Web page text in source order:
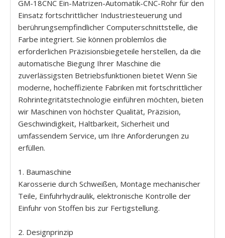
GM-18CNC Ein-Matrizen-Automatik-CNC-Rohr für den
Einsatz fortschrittlicher Industriesteuerung und
berührungsempfindlicher Computerschnittstelle, die
Farbe integriert. Sie können problemlos die
erforderlichen Präzisionsbiegeteile herstellen, da die
automatische Biegung Ihrer Maschine die
zuverlässigsten Betriebsfunktionen bietet Wenn Sie
moderne, hocheffiziente Fabriken mit fortschrittlicher
Rohrintegritätstechnologie einführen möchten, bieten
wir Maschinen von höchster Qualität, Präzision,
Geschwindigkeit, Haltbarkeit, Sicherheit und
umfassendem Service, um Ihre Anforderungen zu
erfüllen.
1. Baumaschine
Karosserie durch Schweißen, Montage mechanischer
Teile, Einfuhrhydraulik, elektronische Kontrolle der
Einfuhr von Stoffen bis zur Fertigstellung.
2. Designprinzip